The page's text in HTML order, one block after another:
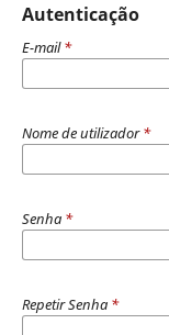
Autenticação
E-mail*
Nome de utilizador*
Senha *
Repetir Senha *